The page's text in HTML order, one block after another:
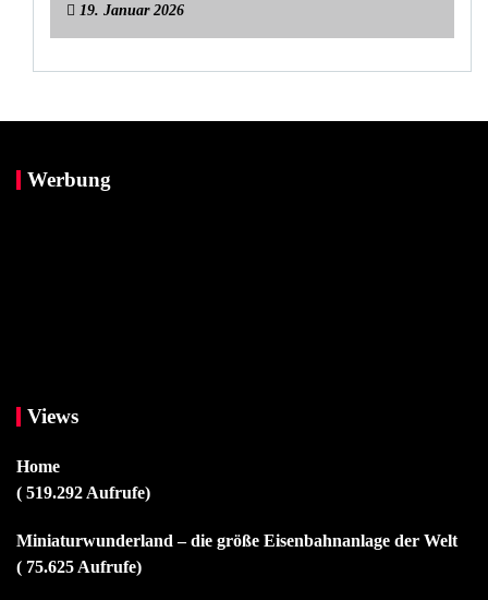
19. Januar 2026
Werbung
Views
Home
( 519.292 Aufrufe)
Miniaturwunderland – die größe Eisenbahnanlage der Welt
( 75.625 Aufrufe)